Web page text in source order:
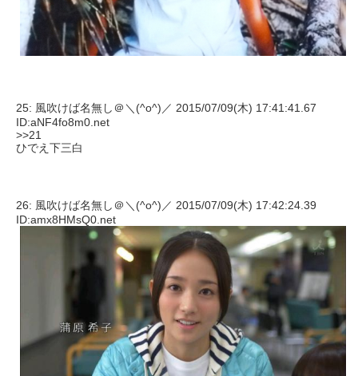
25: 風吹けば名無し＠＼(^o^)／ 2015/07/09(木) 17:41:41.67
ID:aNF4fo8m0.net
>>21
ひでえ下三白
26: 風吹けば名無し＠＼(^o^)／ 2015/07/09(木) 17:42:24.39
ID:amx8HMsQ0.net